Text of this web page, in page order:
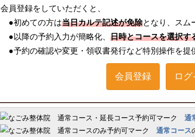
会員登録をしていただくと、
●初めての方は当日カルテ記述が免除となり、スム
●以降の予約入力が簡略化、 日時とコースを選択す
●予約の確認や変更・領収書発行など特別操作を提
会員登録 ログ
通
通常コース